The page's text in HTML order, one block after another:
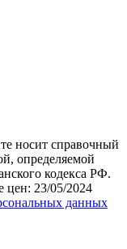
носит справочный
определяемой
кодекса РФ.
цен: 23/05/2024
данных